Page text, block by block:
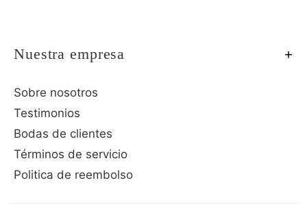
Nuestra empresa
Sobre nosotros
Testimonios
Bodas de clientes
Términos de servicio
Politica de reembolso